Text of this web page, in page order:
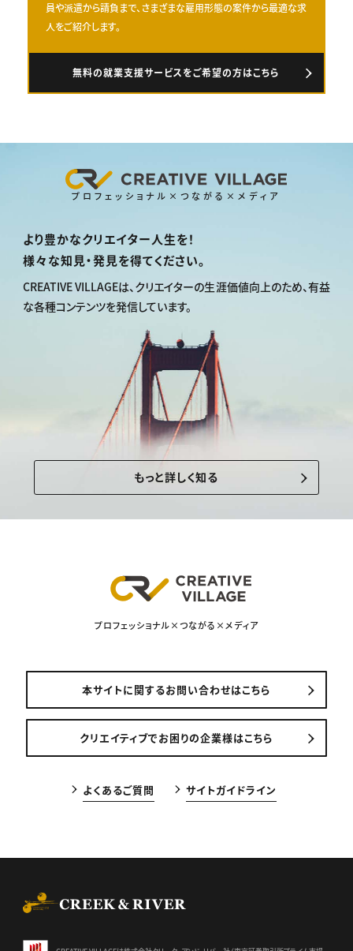
員や派遣から請負まで、さまざまな雇用形態の案件から最適な求
人をご紹介します。
無料の就業支援サービスをご希望の方はこちら
プロフェッショナル×つながる×メディア
より豊かなクリエイター人生を！
様々な知見・発見を得てください。
CREATIVE VILLAGEは、 クリエイターの生涯価値向上のため、有益
な各種コンテンツを発信しています。
もっと詳しく知る
プロフェッショナル×つながる×メディア
本サイトに関するお問い合わせはこちら
クリエイティブでお困りの企業様はこちら
よくあるご質問 サイトガイドライン